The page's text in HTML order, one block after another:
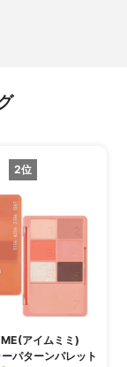
2位
アイムミミ)
パターンパレット